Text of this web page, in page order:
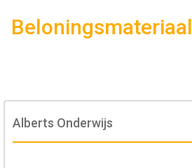
Beloningsmateriaal
Alberts Onderwijs